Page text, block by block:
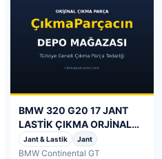
BMW 320 G20 17 JANT
LASTİK ÇIKMA ORJİNAL
SPORTLİNE – Adana Çıkma
Parça
Jant & Lastik Jant
BMW Continental GT